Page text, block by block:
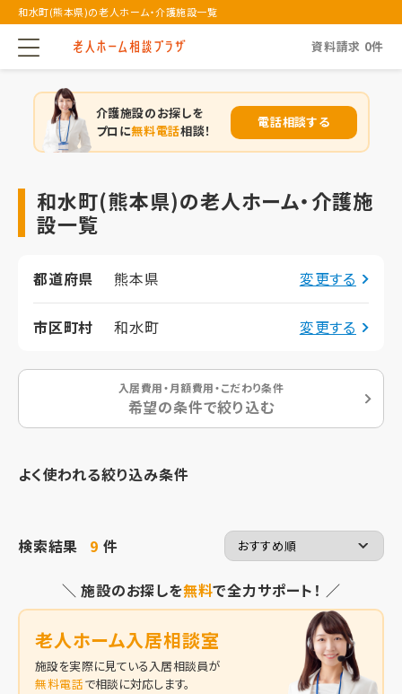
和水町(熊本県)の老人ホーム・介護施設一覧
資料請求 0件
介護施設のお探しを
プロに無料電話相談！
電話相談する
和水町(熊本県)の老人ホーム・介護施
設一覧
都道府県 熊本県 変更する
市区町村 和水町 変更する
入居費用・月額費用・こだわり条件
希望の条件で絞り込む
よく使われる絞り込み条件
検索結果 9 件
＼ 施設のお探しを無料で全力サポート！ ／
老人ホーム入居相談室
施設を実際に見ている入居相談員が
無料電話で相談に対応します。